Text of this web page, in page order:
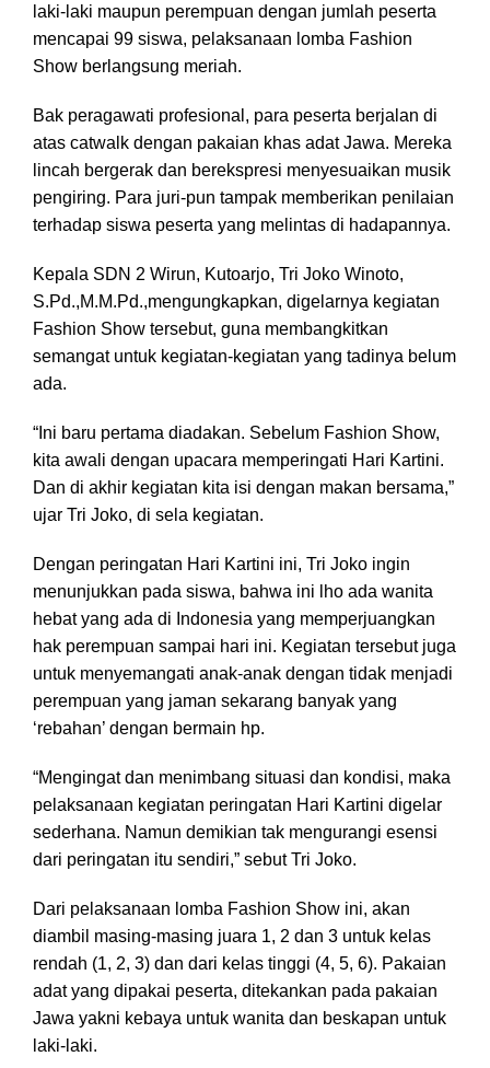
laki-laki maupun perempuan dengan jumlah peserta
mencapai 99 siswa, pelaksanaan lomba Fashion
Show berlangsung meriah.
Bak peragawati profesional, para peserta berjalan di
atas catwalk dengan pakaian khas adat Jawa. Mereka
lincah bergerak dan berekspresi menyesuaikan musik
pengiring. Para juri-pun tampak memberikan penilaian
terhadap siswa peserta yang melintas di hadapannya.
Kepala SDN 2 Wirun, Kutoarjo, Tri Joko Winoto,
S.Pd.,M.M.Pd.,mengungkapkan, digelarnya kegiatan
Fashion Show tersebut, guna membangkitkan
semangat untuk kegiatan-kegiatan yang tadinya belum
ada.
“Ini baru pertama diadakan. Sebelum Fashion Show,
kita awali dengan upacara memperingati Hari Kartini.
Dan di akhir kegiatan kita isi dengan makan bersama,”
ujar Tri Joko, di sela kegiatan.
Dengan peringatan Hari Kartini ini, Tri Joko ingin
menunjukkan pada siswa, bahwa ini lho ada wanita
hebat yang ada di Indonesia yang memperjuangkan
hak perempuan sampai hari ini. Kegiatan tersebut juga
untuk menyemangati anak-anak dengan tidak menjadi
perempuan yang jaman sekarang banyak yang
‘rebahan’ dengan bermain hp.
“Mengingat dan menimbang situasi dan kondisi, maka
pelaksanaan kegiatan peringatan Hari Kartini digelar
sederhana. Namun demikian tak mengurangi esensi
dari peringatan itu sendiri,” sebut Tri Joko.
Dari pelaksanaan lomba Fashion Show ini, akan
diambil masing-masing juara 1, 2 dan 3 untuk kelas
rendah (1, 2, 3) dan dari kelas tinggi (4, 5, 6). Pakaian
adat yang dipakai peserta, ditekankan pada pakaian
Jawa yakni kebaya untuk wanita dan beskapan untuk
laki-laki.